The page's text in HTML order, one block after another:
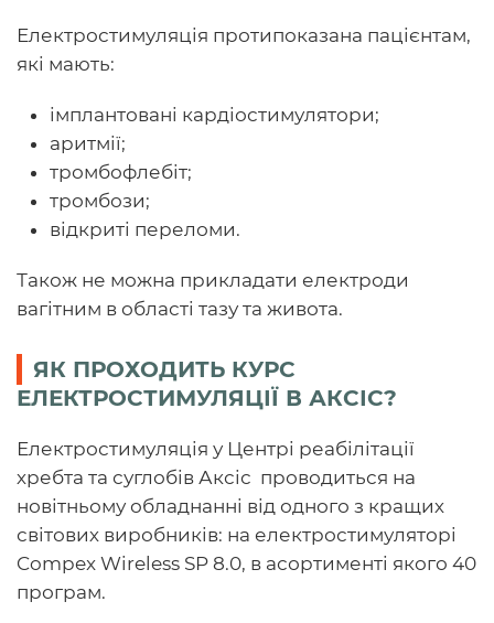
Електростимуляція протипоказана пацієнтам,
які мають:
імплантовані кардіостимулятори;
аритмії;
тромбофлебіт;
тромбози;
відкриті переломи.
Також не можна прикладати електроди
вагітним в області тазу та живота.
ЯК ПРОХОДИТЬ КУРС
ЕЛЕКТРОСТИМУЛЯЦІЇ В АКСІС?
Електростимуляція у Центрі реабілітації
хребта та суглобів Аксіс проводиться на
новітньому обладнанні від одного з кращих
світових виробників: на електростимуляторі
Compex Wireless SP 8.0, в асортименті якого 40
програм.